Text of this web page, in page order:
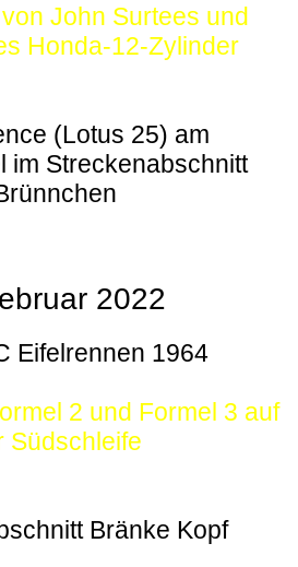
John Surtees und
Honda-12-Zylinder
(Lotus 25) am
im Streckenabschnitt
2022
Eifelrennen 1964
2 und Formel 3 auf
Südschleife
Bränke Kopf